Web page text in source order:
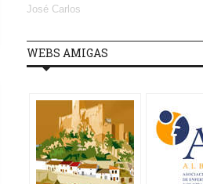
José Carlos
WEBS AMIGAS